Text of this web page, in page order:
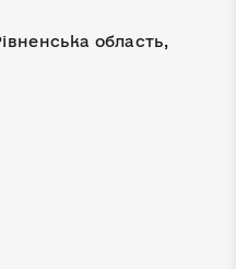
область,